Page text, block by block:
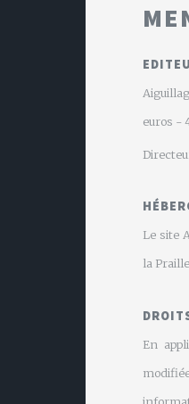
euros -
Le site
la
En